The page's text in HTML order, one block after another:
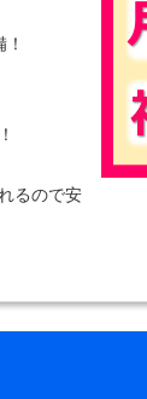
るので安